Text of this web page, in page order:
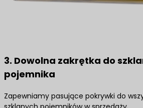
3. Dowolna zakrętka do
pojemnika
Zapewniamy pasujące pokrywki do